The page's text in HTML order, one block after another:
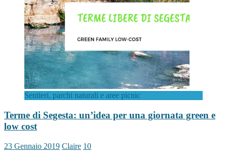
Sentieri, parchi naturali e aree picnic
Terme di Segesta: un’idea per una giornata green e
low cost
23 Gennaio 2019 Claire 10